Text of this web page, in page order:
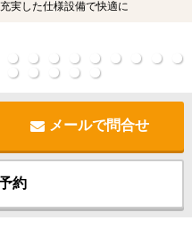
実した仕様設備で快適に
メールで問合せ
約